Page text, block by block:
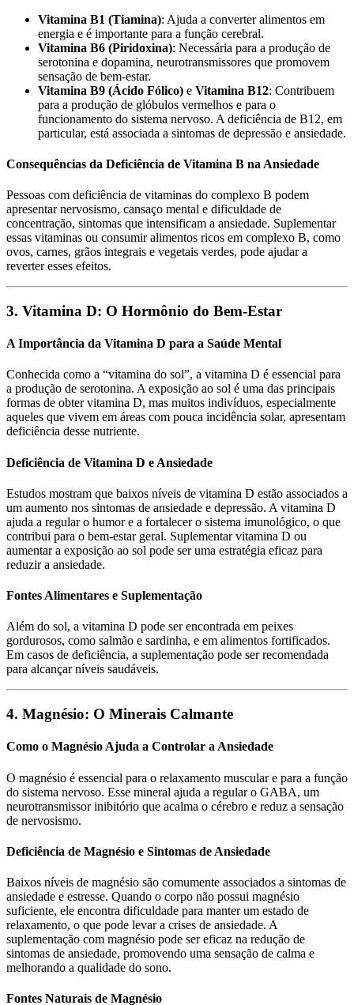
Vitamina B1 (Tiamina): Ajuda a converter alimentos em
energia e é importante para a função cerebral.
Vitamina B6 (Piridoxina): Necessária para a produção de
serotonina e dopamina, neurotransmissores que promovem
sensação de bem-estar.
Vitamina B9 (Ácido Fólico) e Vitamina B12: Contribuem
para a produção de glóbulos vermelhos e para o
funcionamento do sistema nervoso. A deficiência de B12, em
particular, está associada a sintomas de depressão e ansiedade.
Consequências da Deficiência de Vitamina B na Ansiedade
Pessoas com deficiência de vitaminas do complexo B podem
apresentar nervosismo, cansaço mental e dificuldade de
concentração, sintomas que intensificam a ansiedade. Suplementar
essas vitaminas ou consumir alimentos ricos em complexo B, como
ovos, carnes, grãos integrais e vegetais verdes, pode ajudar a
reverter esses efeitos.
3. Vitamina D: O Hormônio do Bem-Estar
A Importância da Vitamina D para a Saúde Mental
Conhecida como a “vitamina do sol”, a vitamina D é essencial para
a produção de serotonina. A exposição ao sol é uma das principais
formas de obter vitamina D, mas muitos indivíduos, especialmente
aqueles que vivem em áreas com pouca incidência solar, apresentam
deficiência desse nutriente.
Deficiência de Vitamina D e Ansiedade
Estudos mostram que baixos níveis de vitamina D estão associados a
um aumento nos sintomas de ansiedade e depressão. A vitamina D
ajuda a regular o humor e a fortalecer o sistema imunológico, o que
contribui para o bem-estar geral. Suplementar vitamina D ou
aumentar a exposição ao sol pode ser uma estratégia eficaz para
reduzir a ansiedade.
Fontes Alimentares e Suplementação
Além do sol, a vitamina D pode ser encontrada em peixes
gordurosos, como salmão e sardinha, e em alimentos fortificados.
Em casos de deficiência, a suplementação pode ser recomendada
para alcançar níveis saudáveis.
4. Magnésio: O Minerais Calmante
Como o Magnésio Ajuda a Controlar a Ansiedade
O magnésio é essencial para o relaxamento muscular e para a função
do sistema nervoso. Esse mineral ajuda a regular o GABA, um
neurotransmissor inibitório que acalma o cérebro e reduz a sensação
de nervosismo.
Deficiência de Magnésio e Sintomas de Ansiedade
Baixos níveis de magnésio são comumente associados a sintomas de
ansiedade e estresse. Quando o corpo não possui magnésio
suficiente, ele encontra dificuldade para manter um estado de
relaxamento, o que pode levar a crises de ansiedade. A
suplementação com magnésio pode ser eficaz na redução de
sintomas de ansiedade, promovendo uma sensação de calma e
melhorando a qualidade do sono.
Fontes Naturais de Magnésio